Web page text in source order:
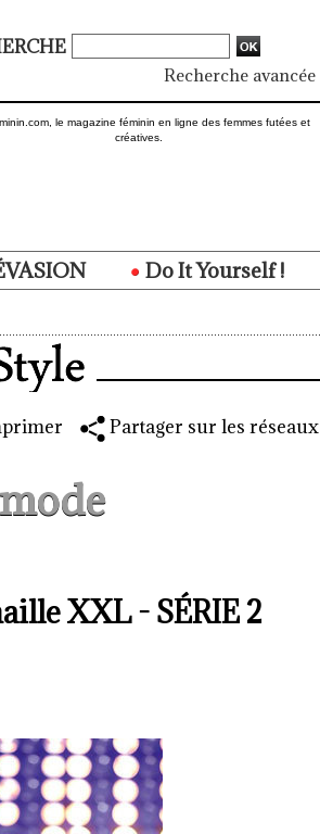
Recherche avancée
Do It Yourself !
Partager sur les réseaux
XXL - SÉRIE 2